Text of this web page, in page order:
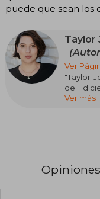
puede que sean los
Taylor
Ver
"Taylor
de
en
Ver más